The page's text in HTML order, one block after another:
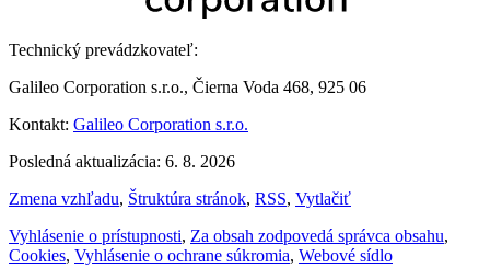
Technický prevádzkovateľ:
Galileo Corporation s.r.o., Čierna Voda 468, 925 06
Kontakt: Galileo Corporation s.r.o.
Posledná aktualizácia: 6. 8. 2026
Zmena vzhľadu, Štruktúra stránok, RSS, Vytlačiť
Vyhlásenie o prístupnosti, Za obsah zodpovedá správca obsahu,
Cookies, Vyhlásenie o ochrane súkromia, Webové sídlo